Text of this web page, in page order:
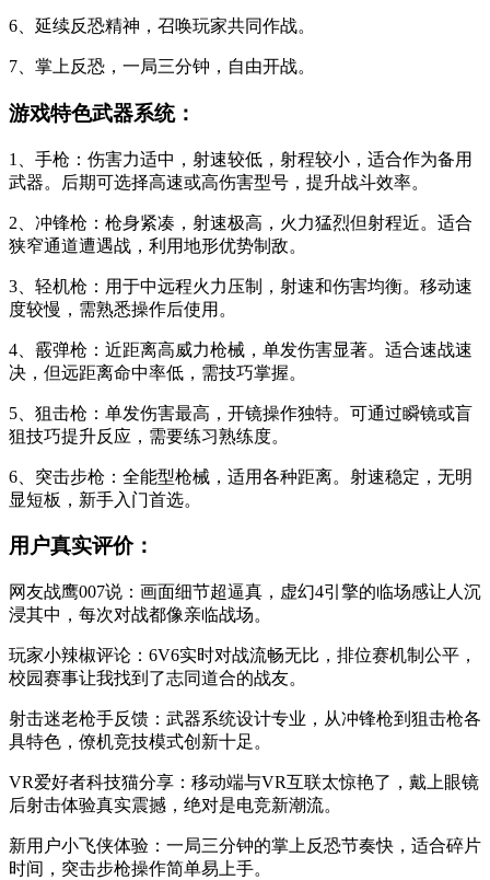
6、延续反恐精神，召唤玩家共同作战。
7、掌上反恐，一局三分钟，自由开战。
游戏特色武器系统：
1、手枪：伤害力适中，射速较低，射程较小，适合作为备用
武器。后期可选择高速或高伤害型号，提升战斗效率。
2、冲锋枪：枪身紧凑，射速极高，火力猛烈但射程近。适合
狭窄通道遭遇战，利用地形优势制敌。
3、轻机枪：用于中远程火力压制，射速和伤害均衡。移动速
度较慢，需熟悉操作后使用。
4、霰弹枪：近距离高威力枪械，单发伤害显著。适合速战速
决，但远距离命中率低，需技巧掌握。
5、狙击枪：单发伤害最高，开镜操作独特。可通过瞬镜或盲
狙技巧提升反应，需要练习熟练度。
6、突击步枪：全能型枪械，适用各种距离。射速稳定，无明
显短板，新手入门首选。
用户真实评价：
网友战鹰007说：画面细节超逼真，虚幻4引擎的临场感让人沉
浸其中，每次对战都像亲临战场。
玩家小辣椒评论：6V6实时对战流畅无比，排位赛机制公平，
校园赛事让我找到了志同道合的战友。
射击迷老枪手反馈：武器系统设计专业，从冲锋枪到狙击枪各
具特色，僚机竞技模式创新十足。
VR爱好者科技猫分享：移动端与VR互联太惊艳了，戴上眼镜
后射击体验真实震撼，绝对是电竞新潮流。
新用户小飞侠体验：一局三分钟的掌上反恐节奏快，适合碎片
时间，突击步枪操作简单易上手。